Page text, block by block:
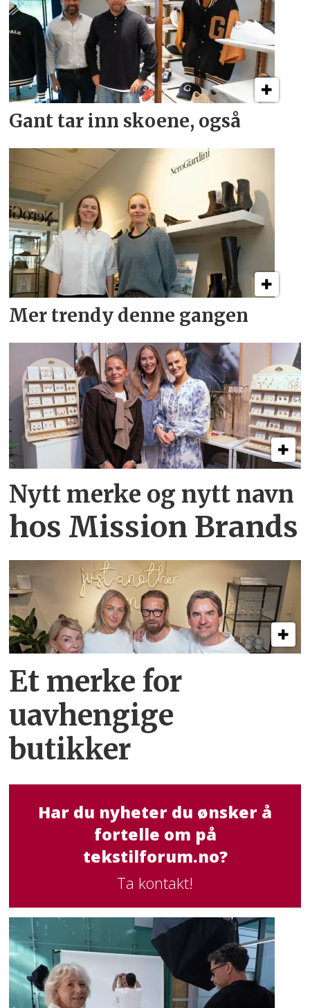
Gant tar inn skoene, også
Mer trendy denne gangen
Nytt merke og nytt navn
hos Mission Brands
Et merke for
uavhengige
butikker
Har du nyheter du ønsker å
fortelle om på
tekstilforum.no?
Ta kontakt!